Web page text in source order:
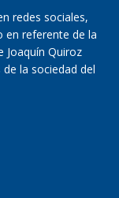
redes sociales,
en referente de la
Joaquín Quiroz
la sociedad del